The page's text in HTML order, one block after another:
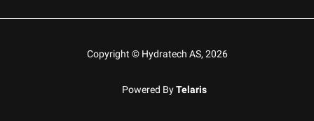
Copyright © Hydratech AS, 2026
Powered ByTelaris